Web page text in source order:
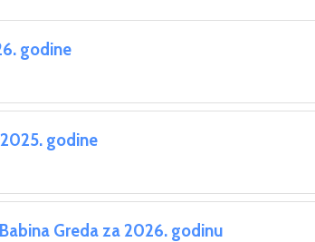
godine
godine
Greda za 2026. godinu